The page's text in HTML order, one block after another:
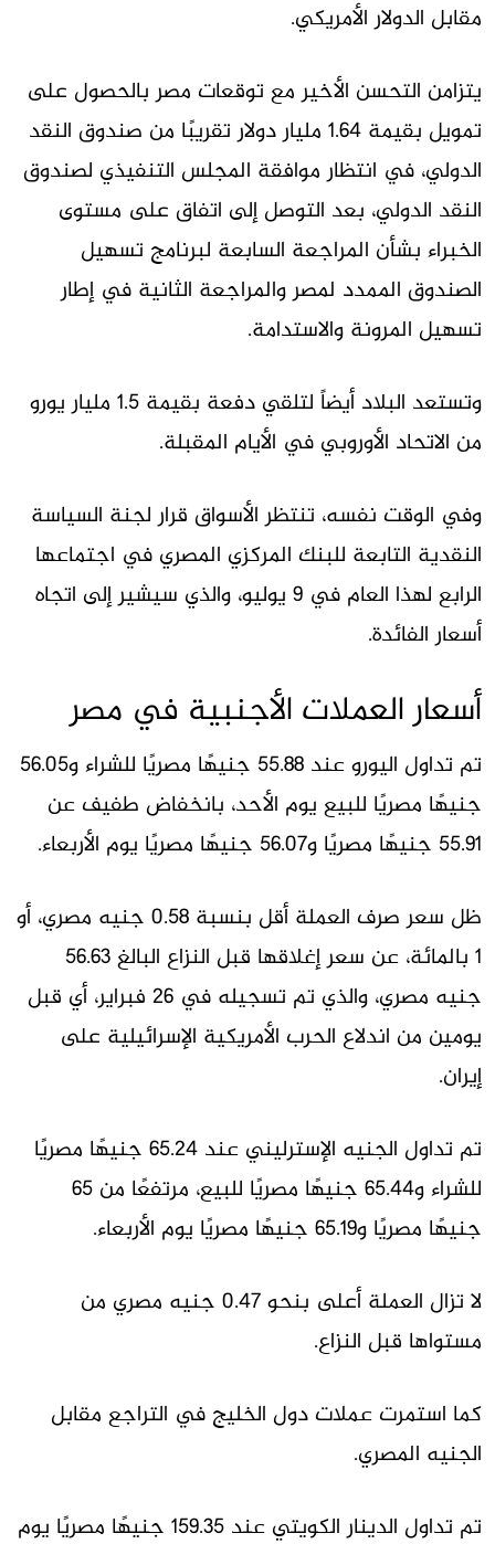
مقابل الدولار الأمريكي.
يتزامن التحسن الأخير مع توقعات مصر بالحصول على
تمويل بقيمة 1.64 مليار دولار تقريبًا من صندوق النقد
الدولي، في انتظار موافقة المجلس التنفيذي لصندوق
النقد الدولي، بعد التوصل إلى اتفاق على مستوى
الخبراء بشأن المراجعة السابعة لبرنامج تسهيل
الصندوق الممدد لمصر والمراجعة الثانية في إطار
تسهيل المرونة والاستدامة.
وتستعد البلاد أيضاً لتلقي دفعة بقيمة 1.5 مليار يورو
من الاتحاد الأوروبي في الأيام المقبلة.
وفي الوقت نفسه، تنتظر الأسواق قرار لجنة السياسة
النقدية التابعة للبنك المركزي المصري في اجتماعها
الرابع لهذا العام في 9 يوليو، والذي سيشير إلى اتجاه
أسعار الفائدة.
أسعار العملات الأجنبية في مصر
تم تداول اليورو عند 55.88 جنيهًا مصريًا للشراء و56.05
جنيهًا مصريًا للبيع يوم الأحد، بانخفاض طفيف عن
55.91 جنيهًا مصريًا و56.07 جنيهًا مصريًا يوم الأربعاء.
ظل سعر صرف العملة أقل بنسبة 0.58 جنيه مصري، أو
1 بالمائة، عن سعر إغلاقها قبل النزاع البالغ 56.63
جنيه مصري، والذي تم تسجيله في 26 فبراير، أي قبل
يومين من اندلاع الحرب الأمريكية الإسرائيلية على
إيران.
تم تداول الجنيه الإسترليني عند 65.24 جنيهًا مصريًا
للشراء و65.44 جنيهًا مصريًا للبيع، مرتفعًا من 65
جنيهًا مصريًا و65.19 جنيهًا مصريًا يوم الأربعاء.
لا تزال العملة أعلى بنحو 0.47 جنيه مصري من
مستواها قبل النزاع.
كما استمرت عملات دول الخليج في التراجع مقابل
الجنيه المصري.
تم تداول الدينار الكويتي عند 159.35 جنيهًا مصريًا يوم